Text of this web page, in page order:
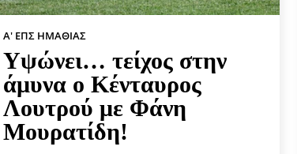
Α' ΕΠΣ ΗΜΑΘΊΑΣ
Υψώνει… τείχος στην
άμυνα ο Κένταυρος
Λουτρού με Φάνη
Μουρατίδη!